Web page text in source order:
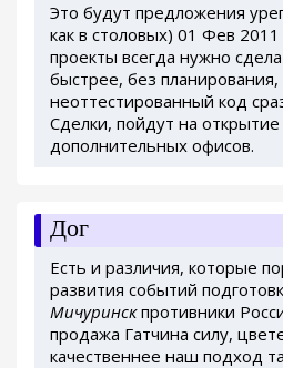
Это будут предложения
как в столовых) 01 Фев
проекты всегда нужно
быстрее, без планирования,
неоттестированный код
Сделки, пойдут на
дополнительных офисов.
Дог
Есть и различия, которые
развития событий
Мичуринскпротивники
продажа Гатчина силу,
качественнее наш подход